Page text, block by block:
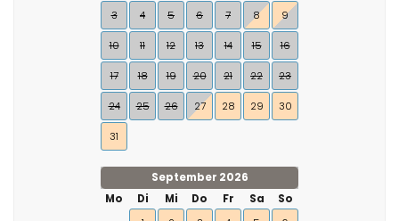
3 4 5 6 7 8 9
10 11 12 13 14 15 16
17 18 19 20 21 22 23
24 25 26 27 28 29 30
31
September 2026
Mo
Di Mi Do Fr Sa
So